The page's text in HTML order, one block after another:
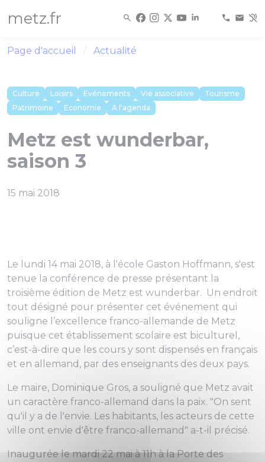
metz.fr
Page d'accueil Actualité
Culture Loisirs Evénements Vie associative
Tourisme
Patrimoine
Economie A l'agenda
Metz est wunderbar,
saison 3
15 mai 2018
Le lundi 14 mai 2018, à l'école Gaston Hoffmann, s'est
tenue la conférence de presse présentant la
troisième édition de Metz est wunderbar. Un endroit
tout désigné pour présenter cet événement qui
souligne l’excellence franco-allemande de Metz
puisque cet établissement scolaire est biculturel,
c’est-à-dire que les cours y sont dispensés en français
et en allemand, par des enseignants des deux pays.
Le maire, Dominique Gros, a souligné que Metz avait
un caractère franco-allemand dans la paix. "On sent
qu'il y a de l'envie. Les habitants, les acteurs de cette
ville ont envie d'être franco-allemand" a-t-il précisé.
Inaugurée le mardi 22 mai à 11h à la Porte des